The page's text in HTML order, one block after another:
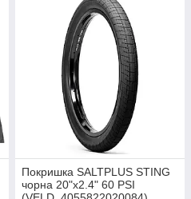
Покришка SALTPLUS STING
чорна 20"x2.4" 60 PSI